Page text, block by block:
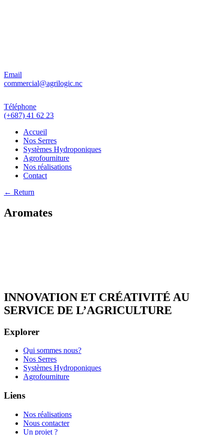
Email
commercial@agrilogic.nc
Téléphone
(+687) 41 62 23
Accueil
Nos Serres
Systèmes Hydroponiques
Agrofourniture
Nos réalisations
Contact
← Return
Aromates
INNOVATION ET CRÉATIVITÉ AU
SERVICE DE L’AGRICULTURE
Explorer
Qui sommes nous?
Nos Serres
Systèmes Hydroponiques
Agrofourniture
Liens
Nos réalisations
Nous contacter
Un projet ?